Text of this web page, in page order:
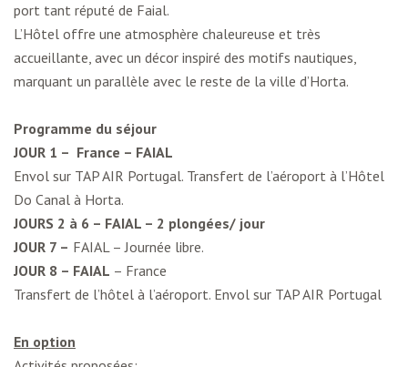
port tant réputé de Faial.
L’Hôtel offre une atmosphère chaleureuse et très
accueillante, avec un décor inspiré des motifs nautiques,
marquant un parallèle avec le reste de la ville d’Horta.
Programme du séjour
JOUR 1 – France – FAIAL
Envol sur TAP AIR Portugal. Transfert de l’aéroport à l’Hôtel
Do Canal à Horta.
JOURS 2 à 6 – FAIAL – 2 plongées/ jour
JOUR 7 – FAIAL– Journée libre.
JOUR 8 – FAIAL – France
Transfert de l’hôtel à l’aéroport. Envol sur TAP AIR Portugal
En option